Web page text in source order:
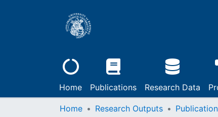
Home Publications Research Data
Home Research Outputs